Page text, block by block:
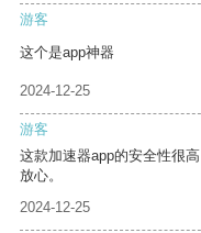
游客
这个是app神器
2024-12-25
游客
这款加速器app的安全性很
放心。
2024-12-25